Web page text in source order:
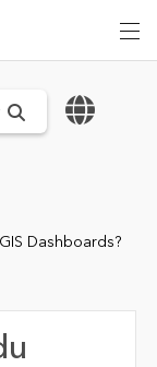
Search sitewide
Dashboards?